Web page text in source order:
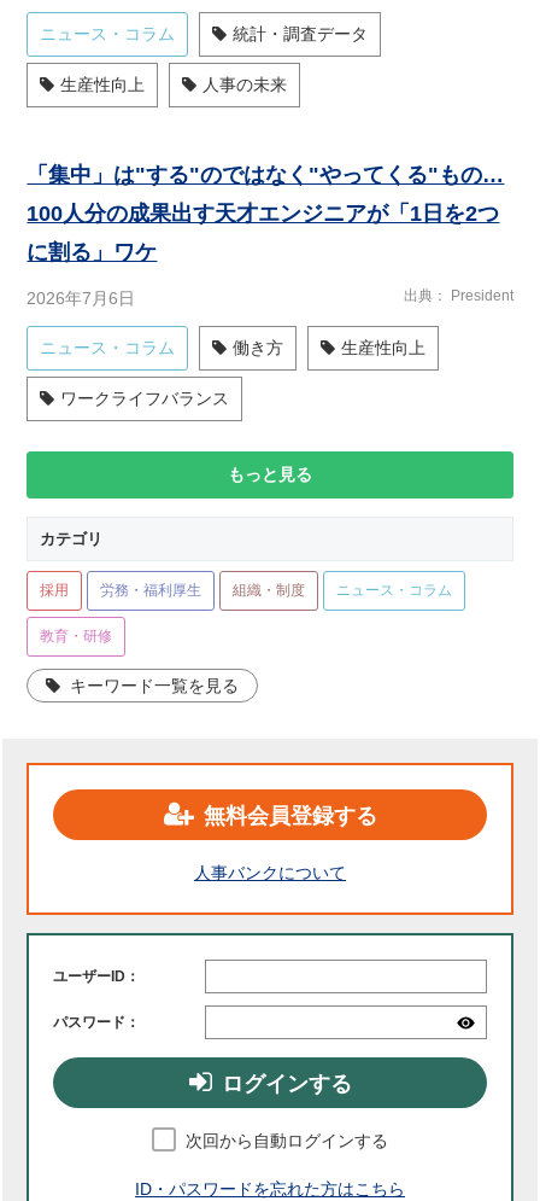
ニュース・コラム 統計・調査データ
生産性向上 人事の未来
「集中」は"する"のではなく"やってくる"もの…
100人分の成果出す天才エンジニアが「1日を2つ
に割る」ワケ
2026年7月6日 出典 President
ニュース・コラム 働き方 生産性向上
ワークライフバランス
もっと見る
カテゴリ
採用 労務・福利厚生 組織・制度 ニュース・コラム
教育・研修
キーワード一覧を見る
無料会員登録する
人事バンクについて
ユーザーID：
パスワード：
ログインする
次回から自動ログインする
ID・パスワードを忘れた方はこちら